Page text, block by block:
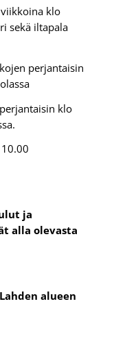
klo
sekä iltapala
perjantaisin
klo
ja
alla olevasta
alueen